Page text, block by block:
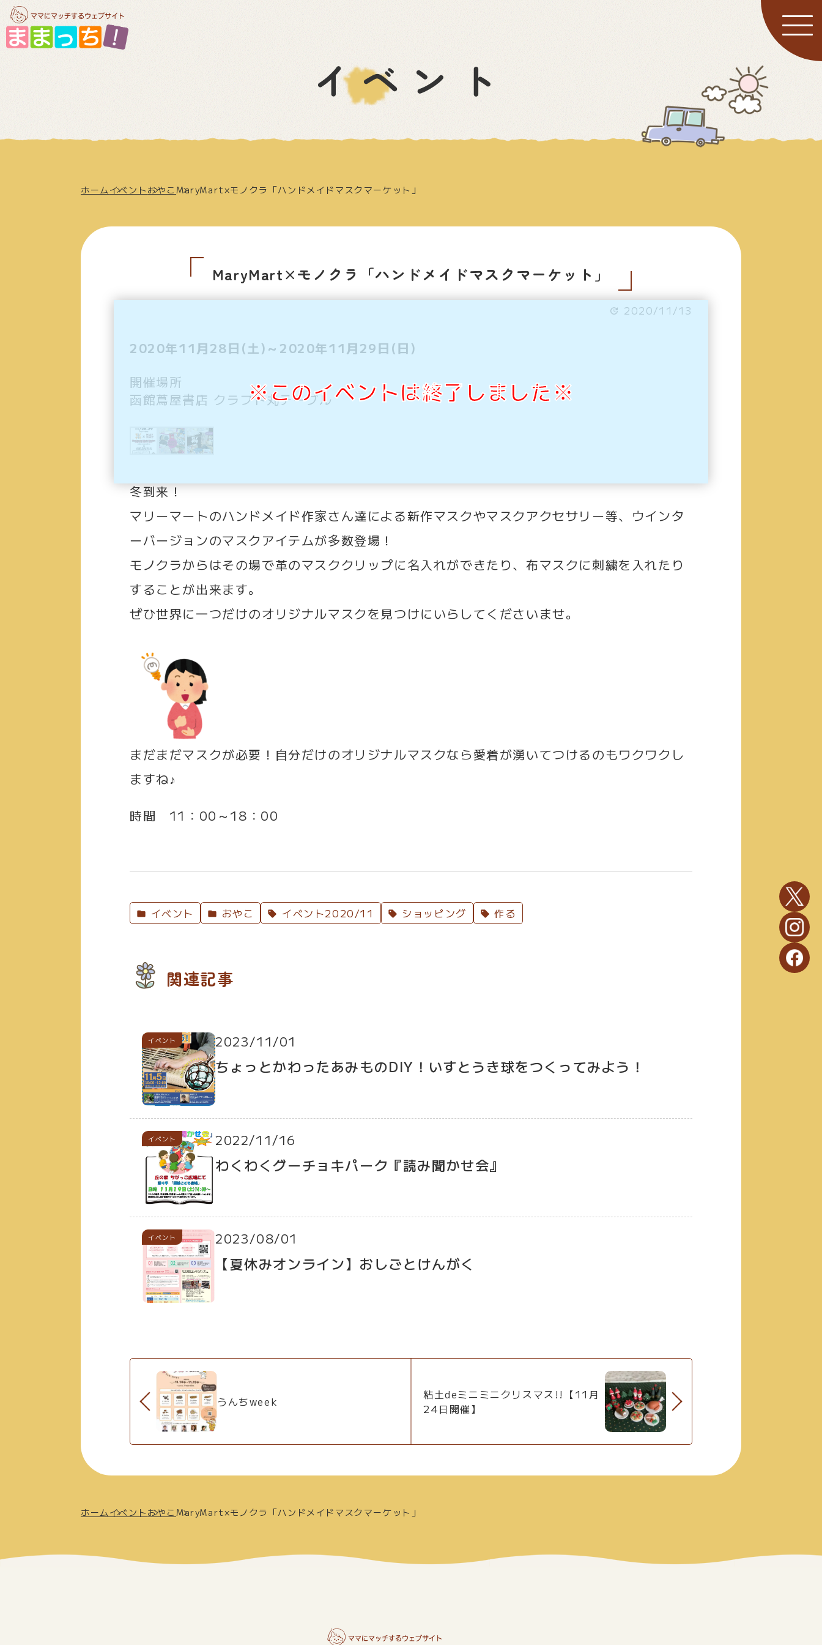
イベント
ホーム イベント おやこMaryMart×モノクラ「ハンドメイドマスクマーケット」
MaryMart×モノクラ「ハンドメイドマスクマーケット」
2020/11/13
2020年11月28日(土)～2020年11月29日(日)
開催場所
函館蔦屋書店 クラフト丸テーブル
冬到来！
マリーマートのハンドメイド作家さん達による新作マスクやマスクアクセサリー等、ウインタ
ーバージョンのマスクアイテムが多数登場！
モノクラからはその場で革のマスククリップに名入れができたり、布マスクに刺繍を入れたり
することが出来ます。
ぜひ世界に一つだけのオリジナルマスクを見つけにいらしてくださいませ。
まだまだマスクが必要！自分だけのオリジナルマスクなら愛着が湧いてつけるのもワクワクし
ますね♪
時間 11：00～18：00
※このイベントは終了しました※
イベント おやこ イベント2020/11 ショッピング 作る
関連記事
イベント 2023/11/01
ちょっとかわったあみものDIY！いすとうき球をつくってみよう！
イベント 2022/11/16
わくわくグーチョキパーク『読み聞かせ会』
イベント 2023/08/01
【夏休みオンライン】おしごとけんがく
うんちweek
粘土deミニミニクリスマス!!【11月
24日開催】
ホーム イベント おやこMaryMart×モノクラ「ハンドメイドマスクマーケット」